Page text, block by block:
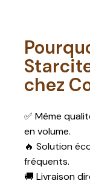
Produit
Format
Usage
Combustion
chez
✅ Même
en volume.
🔥 Solution
fréquents.
🚚 Livraison